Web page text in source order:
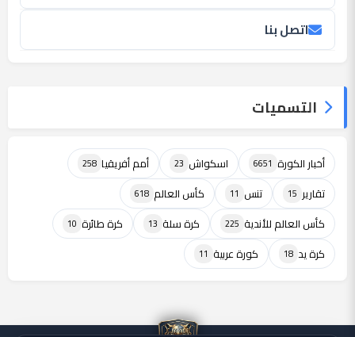
اتصل بنا
التسميات
أخبار الكورة 6651 اسكواش 23 أمم أفريقيا 258
تقارير 15 تنس 11 كأس العالم 618
كأس العالم للأندية 225 كرة سلة 13 كرة طائرة 10
كرة يد 18 كورة عربية 11